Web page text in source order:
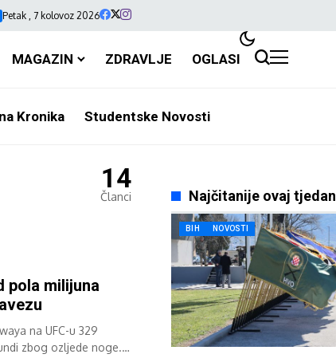
Petak , 7 kolovoz 2026
MAGAZIN ZDRAVLJE OGLASI
Kronika Studentske Novosti
14
Članci
pola milijuna
na UFC-u 329
zbog ozljede noge.
Najčitanije ovaj tjedan
BIH NOVOSTI